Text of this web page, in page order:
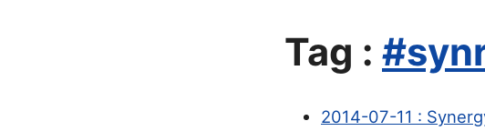
Tag :
2014-07-11 :